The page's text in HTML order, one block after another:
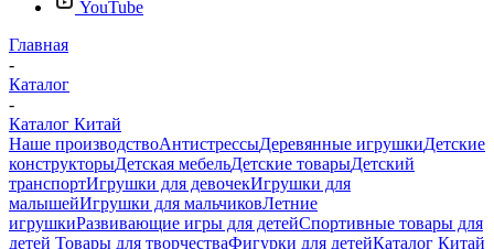
YouTube
Главная
-
Каталог
-
Каталог Китай
Наше производствоАнтистрессыДеревянные игрушкиДетские
конструкторыДетская мебельДетские товарыДетский
транспортИгрушки для девочекИгрушки для
малышейИгрушки для мальчиковЛетние
игрушкиРазвивающие игры для детейСпортивные товары для
детей Товары для творчестваФигурки для детейКаталог Китай